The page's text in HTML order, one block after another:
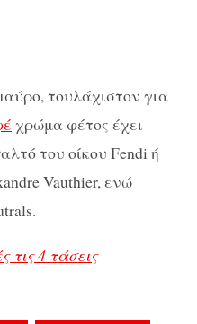
τουλάχιστον για
χρώμα φέτος έχει
του οίκου Fendi ή
Vauthier, ενώ
τις 4 τάσεις